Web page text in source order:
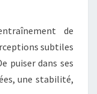
de
subtiles
puiser dans ses
une stabilité,